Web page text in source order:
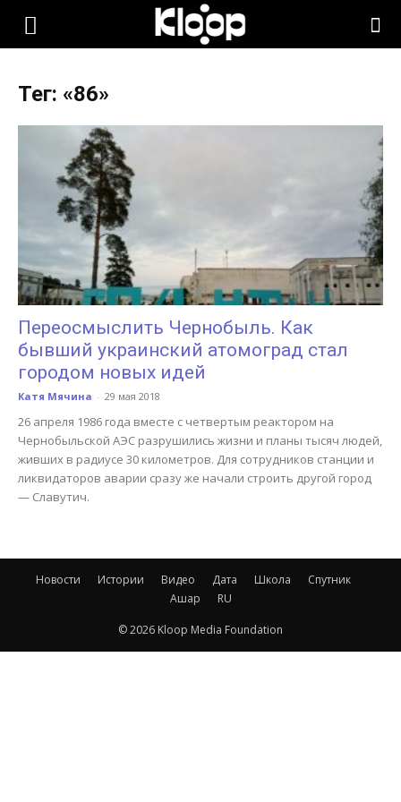
KLOOP.KG
Новости
Кыргызстана
Тег: «86»
Переосмыслить Чернобыль. Как
бывший украинский атомоград стал
городом новых идей
Катя Мячина - 29 мая 2018
26 апреля 1986 года вместе с четвертым реактором на
Чернобыльской АЭС разрушились жизни и планы тысяч людей,
живших в радиусе 30 километров. Для сотрудников станции и
ликвидаторов аварии сразу же начали строить другой город
— Славутич.
Новости Истории Видео Дата Школа
Спутник
Ашар
RU
© 2026 Kloop Media Foundation